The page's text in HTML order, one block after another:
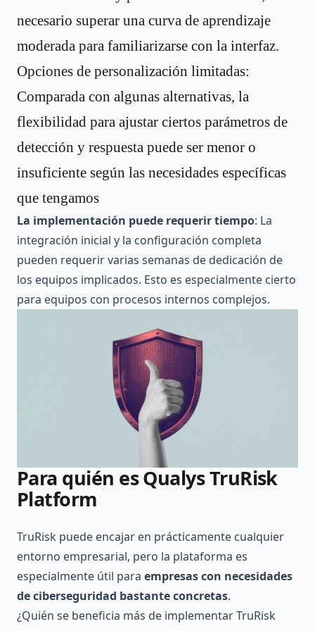
necesario superar una curva de aprendizaje
moderada para familiarizarse con la interfaz.
Opciones de personalización limitadas:
Comparada con algunas alternativas, la
flexibilidad para ajustar ciertos parámetros de
detección y respuesta puede ser menor o
insuficiente según las necesidades específicas
que tengamos
La implementación puede requerir tiempo: La
integración inicial y la configuración completa
pueden requerir varias semanas de dedicación de
los equipos implicados. Esto es especialmente cierto
para equipos con procesos internos complejos.
Para quién es Qualys TruRisk
Platform
TruRisk puede encajar en prácticamente cualquier
entorno empresarial, pero la plataforma es
especialmente útil para empresas con necesidades
de ciberseguridad bastante concretas.
¿Quién se beneficia más de implementar TruRisk